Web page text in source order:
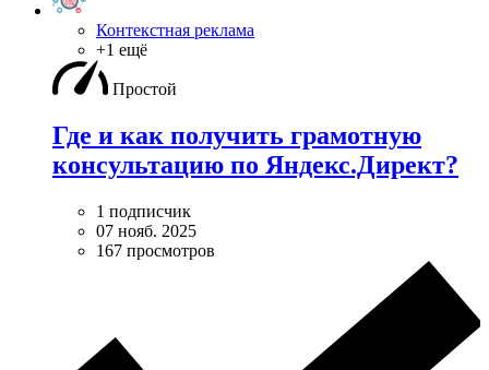
Контекстная реклама
+1 ещё
Простой
Где и как получить грамотную
консультацию по Яндекс.Директ?
1 подписчик
07 нояб. 2025
167 просмотров